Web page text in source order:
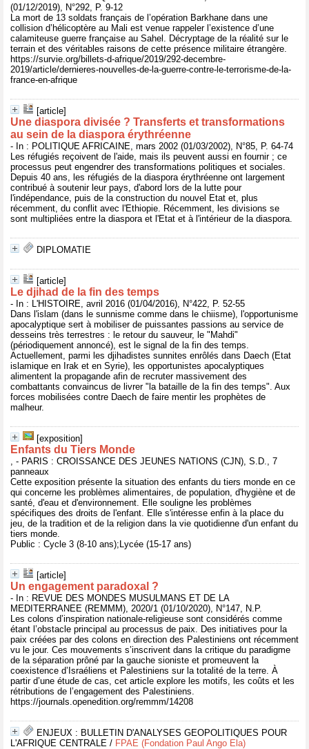
(01/12/2019), N°292, P. 9-12
La mort de 13 soldats français de l’opération Barkhane dans une
collision d’hélicoptère au Mali est venue rappeler l’existence d’une
calamiteuse guerre française au Sahel. Décryptage de la réalité sur le
terrain et des véritables raisons de cette présence militaire étrangère.
https://survie.org/billets-d-afrique/2019/292-decembre-
2019/article/dernieres-nouvelles-de-la-guerre-contre-le-terrorisme-de-la-
france-en-afrique
[article]
Une diaspora divisée ? Transferts et transformations
au sein de la diaspora érythréenne
- In : POLITIQUE AFRICAINE, mars 2002 (01/03/2002), N°85, P. 64-74
Les réfugiés reçoivent de l'aide, mais ils peuvent aussi en fournir ; ce
processus peut engendrer des transformations politiques et sociales.
Depuis 40 ans, les réfugiés de la diaspora érythréenne ont largement
contribué à soutenir leur pays, d'abord lors de la lutte pour
l'indépendance, puis de la construction du nouvel Etat et, plus
récemment, du conflit avec l'Ethiopie. Récemment, les divisions se
sont multipliées entre la diaspora et l'Etat et à l'intérieur de la diaspora.
DIPLOMATIE
[article]
Le djihad de la fin des temps
- In : L'HISTOIRE, avril 2016 (01/04/2016), N°422, P. 52-55
Dans l'islam (dans le sunnisme comme dans le chiisme), l'opportunisme
apocalyptique sert à mobiliser de puissantes passions au service de
desseins très terrestres : le retour du sauveur, le "Mahdi"
(périodiquement annoncé), est le signal de la fin des temps.
Actuellement, parmi les djihadistes sunnites enrôlés dans Daech (Etat
islamique en Irak et en Syrie), les opportunistes apocalyptiques
alimentent la propagande afin de recruter massivement des
combattants convaincus de livrer "la bataille de la fin des temps". Aux
forces mobilisées contre Daech de faire mentir les prophètes de
malheur.
[exposition]
Enfants du Tiers Monde
, - PARIS : CROISSANCE DES JEUNES NATIONS (CJN), S.D., 7
panneaux
Cette exposition présente la situation des enfants du tiers monde en ce
qui concerne les problèmes alimentaires, de population, d'hygiène et de
santé, d'eau et d'environnement. Elle souligne les problèmes
spécifiques des droits de l'enfant. Elle s'intéresse enfin à la place du
jeu, de la tradition et de la religion dans la vie quotidienne d'un enfant du
tiers monde.
Public : Cycle 3 (8-10 ans);Lycée (15-17 ans)
[article]
Un engagement paradoxal ?
- In : REVUE DES MONDES MUSULMANS ET DE LA
MEDITERRANEE (REMMM), 2020/1 (01/10/2020), N°147, N.P.
Les colons d’inspiration nationale-religieuse sont considérés comme
étant l’obstacle principal au processus de paix. Des initiatives pour la
paix créées par des colons en direction des Palestiniens ont récemment
vu le jour. Ces mouvements s’inscrivent dans la critique du paradigme
de la séparation prôné par la gauche sioniste et promeuvent la
coexistence d’Israéliens et Palestiniens sur la totalité de la terre. À
partir d’une étude de cas, cet article explore les motifs, les coûts et les
rétributions de l’engagement des Palestiniens.
https://journals.openedition.org/remmm/14208
ENJEUX : BULLETIN D'ANALYSES GEOPOLITIQUES POUR
L'AFRIQUE CENTRALE / FPAE (Fondation Paul Ango Ela)